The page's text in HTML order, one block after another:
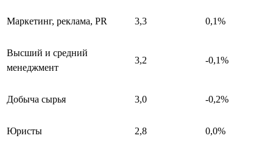
Маркетинг, реклама, PR 3,3 0,1%
Высший и средний
менеджмент
3,2 -0,1%
Добыча сырья 3,0 -0,2%
Юристы 2,8 0,0%